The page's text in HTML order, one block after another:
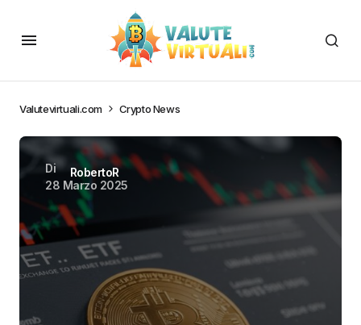
Valutevirtuali.com Crypto News
Di
RobertoR
28 Marzo 2025